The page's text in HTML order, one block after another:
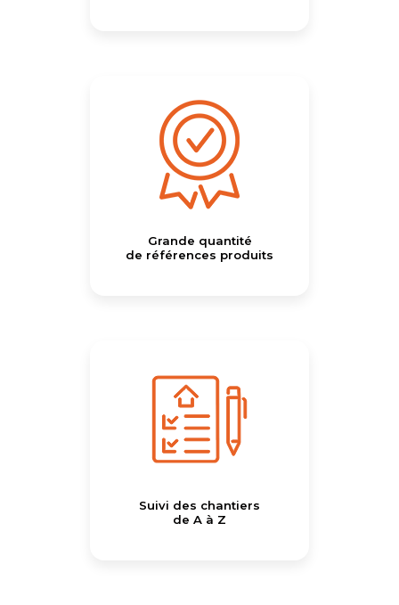
Grande quantité
de références produits
Suivi des chantiers
de A à Z